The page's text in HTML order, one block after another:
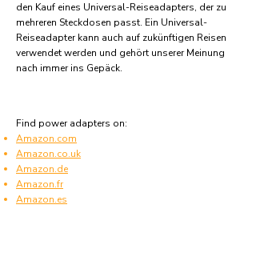
den Kauf eines Universal-Reiseadapters, der zu
mehreren Steckdosen passt. Ein Universal-
Reiseadapter kann auch auf zukünftigen Reisen
verwendet werden und gehört unserer Meinung
nach immer ins Gepäck.
Find power adapters on:
Amazon.com
Amazon.co.uk
Amazon.de
Amazon.fr
Amazon.es